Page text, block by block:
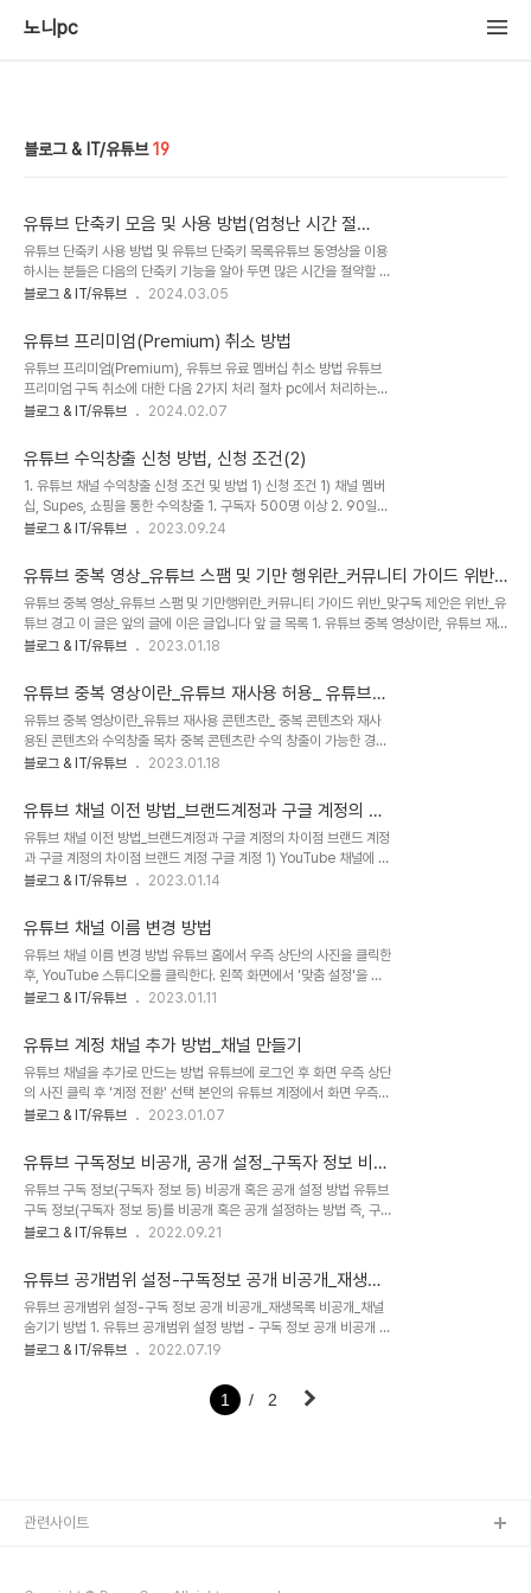
노니pc
블로그 & IT/유튜브 19
유튜브 단축키 모음 및 사용 방법(엄청난 시간 절
약)_YouTube shortcuts
유튜브 단축키 사용 방법 및 유튜브 단축키 목록유튜브 동영상을 이용
하시는 분들은 다음의 단축키 기능을 알아 두면 많은 시간을 절약할 수
있습니다.목차동영상 재생에 필요한 단축키챕터 이동 단축키동영상의
자막 관련 단축키재생 속도 조정 단축키유튜브 동영상 재생 관련 전체
단축키 목록유튜브 동영상 재생, 중지, 되감기, 빨리 감기 단축키: j, k,
l가장 많이 사용하는 단축키는 j, k, l입니다.(j, k, l 자판은 나란히 배치
되어 있어서, 검지, 중지, 약지 한 손가락씩 얹어서 자판을 안 보고도
편리하게 누를 수 있습니다.)기능Key재생/일시중지 전환k10초 되감
한..
블로그 & IT/유튜브 2024.03.05
유튜브 프리미엄(Premium) 취소 방법
유튜브 프리미엄(Premium), 유튜브 유료 멤버십 취소 방법 유튜브
프리미엄 구독 취소에 대한 다음 2가지 처리 절차 pc에서 처리하는
방식 모바일에서 처리하는 방식 1) PC에서 처리하는 방식 먼저, 유튜
Premium 혜택'을 선택합니다 아래 그림과 같은 화면이 나오면
'Premium 멤버십을 관리하려면 어떻게 하나요?'를 선택합니다. 아
래 그림과 같은 화면이 나오면 'FAQ 아래의 파란색 글자 '유료 멤버
십'을 선택합니다. 아래 그림과 같은 화면이 나오면 '멤버십 관리'를 선
택합니다. 아래 그림과 같은 화면이 나오면 '멤버십 취소'를 선택합니
같이 pc에서 처리하..
블로그 & IT/유튜브 2024.02.07
유튜브 수익창출 신청 방법, 신청 조건(2)
1. 유튜브 채널 수익창출 신청 조건 및 방법 1) 신청 조건 1) 채널 멤버
십, Supes, 쇼핑을 통한 수익창출 1. 구독자 500명 이상 2. 90일
내 동영상 업로드 3회 이상 3. 공개 동영상의 시청시간: 3000시간
지 광고, shorts 피드 광고 그리고 YouTube 프리미엄을 통한 수익
창출 1. 지난 12개월간 공개 동영상의 유효 시청 시간이 4,000시간
이상이고 구독자가 1,000명인 경우 또는 2. 지난 90일간 공개
Shorts 동영상의 유효 조회수가 1,000만 회 이상이고 구독자가
1,000명인 경우 Shorts 피드의 Shorts 조회로 발생한 공개 동영상
블로그 & IT/유튜브 2023.09.24
유튜브 중복 영상_유튜브 스팸 및 기만 행위란_커뮤니티 가이드 위반_
맞구독 제안은 위반_유튜브 경고
유튜브 중복 영상_유튜브 스팸 및 기만행위란_커뮤니티 가이드 위반_맞구독 제안은 위반_유
튜브 경고 이 글은 앞의 글에 이은 글입니다 앞 글 목록 1. 유튜브 중복 영상이란, 유튜브 재
사용된 콘텐츠란, 중복 콘텐츠와 재사용된 콘텐츠와 수익창출, 벌칙 유튜브에 중복 영상을
당하며, 2번째 사항에도 해당합니다; 아래 글 참고 또한, 타인의 동영상 업로드, 저작권 위반
이면서 교육, 과학, 예술, 다큐멘터리 목적이 아닌 것 등도 동영상 스팸에 해당합니다: 아래
내용 참조 경고를 90일 이내 3번 받으면 계정이 정지될까요, 폐쇄될까요: 아래 내용 참조
스팸 및 기만행위의 종류 스팸 또는 현혹 행위 및 사기란 아래의 어느 하나 (..
블로그 & IT/유튜브 2023.01.18
유튜브 중복 영상이란_유튜브 재사용 허용_ 유튜브
재사용된 콘텐츠란_중복 콘텐츠 와 재사용된 콘텐츠
와 수익창출
유튜브 중복 영상이란_유튜브 재사용 콘텐츠란_ 중복 콘텐츠와 재사
용된 콘텐츠와 수익창출 목차 중복 콘텐츠란 수익 창출이 가능한 경우
재사용 콘텐츠 수익 창출이 가능한 경우 가이드라인을 위반하는 콘텐
텐츠란 '동일한 채널에서 시청자가 동영상 간의 차이점을 구분하기 어
려울 정도로 매우 유사한 콘텐츠가 있는 경우' -라고 유튜브에서는 정
의합니다. '중복 콘텐츠'의 정책은 채널 전반에 적용됩니다. 그러므로
가이드라인을 위반한 동영상이 여러 개인 경우 자신의 채널 전체의 수
익 창출 자격이 박탈될 수 있습니다. 수익 창출이 가능한 경우 일반적
채널이 일정한 패턴에 따라 콘텐츠를 ..
블로그 & IT/유튜브 2023.01.18
유튜브 채널 이전 방법_브랜드계정과 구글 계정의 차
이점
유튜브 채널 이전 방법_브랜드계정과 구글 계정의 차이점 브랜드 계정
과 구글 계정의 차이점 브랜드 계정 구글 계정 1) YouTube 채널에 연
결할 수 있지만 다른 Google 서비스에는 연결할 수 없다 2) 나를 포
랜드 계정을 관리할 수 있다. 별도의 사용자 이름이나 비밀번호는 필요
하지 않다. 3) 한 계정에 소유자 및 관리자가 여러 명 있을 수 있다(계
정을 개인이 관리할 수도 있다) 4) 소유자는 대부분의 작업을 할 수 있
는데, 계정 관리자를 제어한다. 5) 계정에는 한 명의 기본 소유자가 있
어야 한다. 6) 커뮤니티 매니저는 관리자와 동일한 작업을 할 수 있지
의..
블로그 & IT/유튜브 2023.01.14
유튜브 채널 이름 변경 방법
유튜브 채널 이름 변경 방법 유튜브 홈에서 우측 상단의 사진을 클릭한
후, YouTube 스튜디오를 클릭한다. 왼쪽 화면에서 '맞춤 설정'을 클
릭한 후 '기본 정보'를 선택한다. '채널 이름 입력'란에서 채널 이름을
블로그 & IT/유튜브 2023.01.11
유튜브 계정 채널 추가 방법_채널 만들기
유튜브 채널을 추가로 만드는 방법 유튜브에 로그인 후 화면 우측 상단
의 사진 클릭 후 '계정 전환' 선택 본인의 유튜브 계정에서 화면 우측
상단에 있는 사진을 클릭 후 '계정 전환'을 선택합니다. 채널 목록이 맨
막에 '모든 채널 보기'가 있는데, 이것을 선택합니다. '채널 만들기' 선
택 본인의 '모든 채널'이 표시되는 맨 앞에 '채널 만들기'가 있으며 이
것을 선택합니다. '채널 이름' 지정 후 '만들기' 버튼 클릭 '채널 이
름'을 정하여 입력하고, '만들기' 버튼을 클릭합니다. '채널 만들기' 완
료 '채널 만들기'가 완료되었습니다. 다시 우측 상단의 사진을 클릭하
택..
블로그 & IT/유튜브 2023.01.07
유튜브 구독정보 비공개, 공개 설정_구독자 정보 비공
개
유튜브 구독 정보(구독자 정보 등) 비공개 혹은 공개 설정 방법 유튜브
구독 정보(구독자 정보 등)를 비공개 혹은 공개 설정하는 방법 즉, 구
독자 정보와 내가 저장한 재생 목록 등을 비공개로 설정하는 방법 스마
설정하는 방법 pc에서 공개 혹은 비공개 설정하는 방법 1. 스마트폰에
서 설정하는 방법 1) 유튜브 초기화면에서 우측 상단의 '사진' 클릭 2)
다음 화면에서 '동영상 관리' 옆의 '연필 모양' 클릭 3) 다음 화면에서
공개 혹은 비공개로 설정 설정할 수 있는 항목은 아래 2가지입니다. 내
구독 정보 모두 비공개 내가 저장한 재생 목록 모두 비공개 두 버튼을
블로그 & IT/유튜브 2022.09.21
유튜브 공개범위 설정-구독정보 공개 비공개_재생목
록 비공개_채널 숨김
유튜브 공개범위 설정-구독 정보 공개 비공개_재생목록 비공개_채널
숨기기 방법 1. 유튜브 공개범위 설정 방법 - 구독 정보 공개 비공개 방
법 먼저 유튜브에 로그인한다. 1) 화면 우측 상단 '프로필 사진' 클릭
구독 정보 모두 비공개'를 활성화 우측으로 - 버튼 색깔이 파란색이 되
도록 한다. 2) 유튜브 저장한 재생 목록 비공개 방법 위 그림의 ⑤의
블로그 & IT/유튜브 2022.07.19
1 2
관련사이트